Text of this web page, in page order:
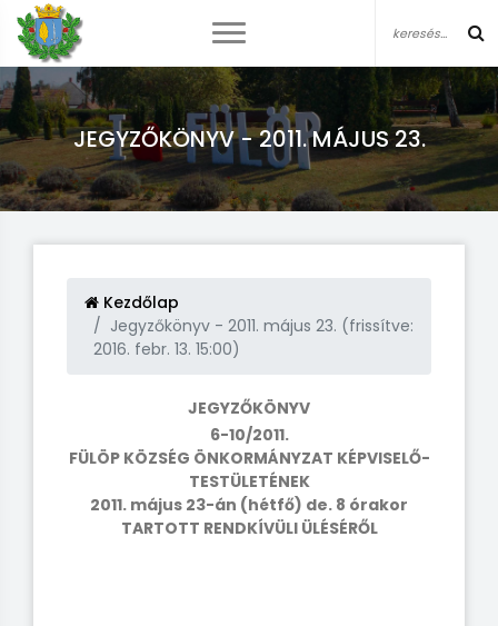
JEGYZŐKÖNYV - 2011. MÁJUS 23.
Kezdőlap
Jegyzőkönyv - 2011. május 23. (frissítve:
2016. febr. 13. 15:00)
JEGYZŐKÖNYV
6-10/2011.
FÜLÖP KÖZSÉG ÖNKORMÁNYZAT KÉPVISELŐ-
TESTÜLETÉNEK
2011. május 23-án (hétfő) de. 8 órakor
TARTOTT RENDKÍVÜLI ÜLÉSÉRŐL